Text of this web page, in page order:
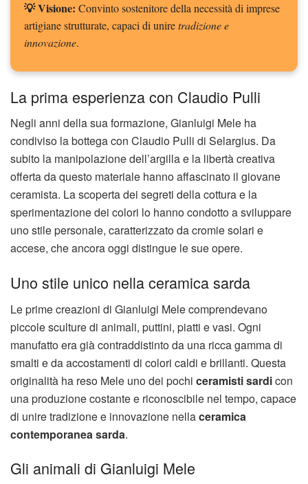
💡 Visione: Convinto sostenitore della necessità di imprese
artigiane strutturate, capaci di uniretradizione e
innovazione.
La prima esperienza con Claudio Pulli
Negli anni della sua formazione, Gianluigi Mele ha
condiviso la bottega con Claudio Pulli di Selargius. Da
subito la manipolazione dell’argilla e la libertà creativa
offerta da questo materiale hanno affascinato il giovane
ceramista. La scoperta dei segreti della cottura e la
sperimentazione dei colori lo hanno condotto a sviluppare
uno stile personale, caratterizzato da cromie solari e
accese, che ancora oggi distingue le sue opere.
Uno stile unico nella ceramica sarda
Le prime creazioni di Gianluigi Mele comprendevano
piccole sculture di animali, puttini, piatti e vasi. Ogni
manufatto era già contraddistinto da una ricca gamma di
smalti e da accostamenti di colori caldi e brillanti. Questa
originalità ha reso Mele uno dei pochi ceramisti sardicon
una produzione costante e riconoscibile nel tempo, capace
di unire tradizione e innovazione nellaceramica
contemporanea sarda.
Gli animali di Gianluigi Mele